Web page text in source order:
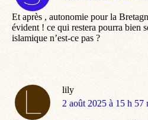
Et après , autonomie pour la
évident ! ce qui restera pourra bien
islamique n’est-ce pas ?
lily
dit
2 août 2025 à 15 h 57